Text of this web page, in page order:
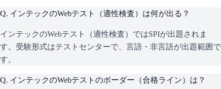
Q. インテックのWebテスト（適性検査）は何が出る？
インテックのWebテスト（適性検査）ではSPIが出題されま
す。受験形式はテストセンターで、言語・非言語が出題範囲で
す。
Q. インテックのWebテストのボーダー（合格ライン）は？